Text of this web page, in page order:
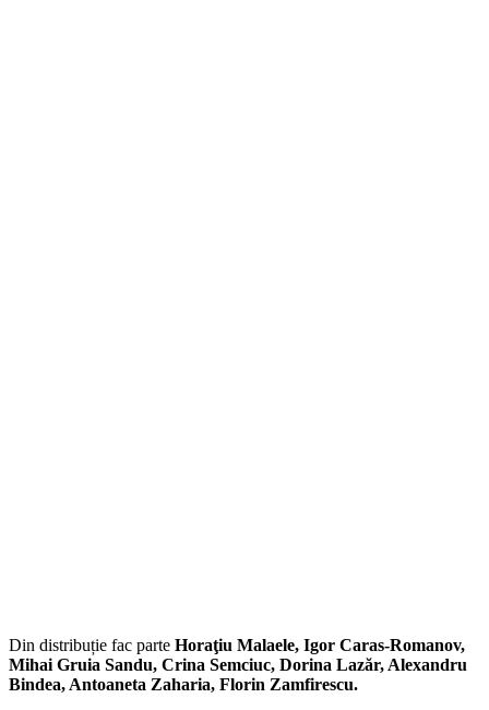
Din distribuție fac parte Horaţiu Malaele, Igor Caras-Romanov,
Mihai Gruia Sandu, Crina Semciuc, Dorina Lazăr, Alexandru
Bindea, Antoaneta Zaharia, Florin Zamfirescu.